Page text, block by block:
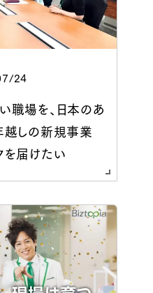
24
職場を、日本のあ
しの新規事業
を届けたい